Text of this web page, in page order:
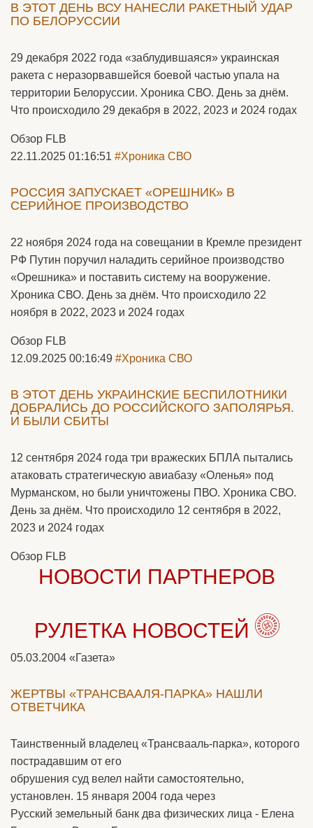
В ЭТОТ ДЕНЬ ВСУ НАНЕСЛИ РАКЕТНЫЙ УДАР
ПО БЕЛОРУССИИ
29 декабря 2022 года «заблудившаяся» украинская
ракета с неразорвавшейся боевой частью упала на
территории Белоруссии. Хроника СВО. День за днём.
Что происходило 29 декабря в 2022, 2023 и 2024 годах
Обзор FLB
22.11.2025 01:16:51 #Хроника СВО
РОССИЯ ЗАПУСКАЕТ «ОРЕШНИК» В
СЕРИЙНОЕ ПРОИЗВОДСТВО
22 ноября 2024 года на совещании в Кремле президент
РФ Путин поручил наладить серийное производство
«Орешника» и поставить систему на вооружение.
Хроника СВО. День за днём. Что происходило 22
ноября в 2022, 2023 и 2024 годах
Обзор FLB
12.09.2025 00:16:49 #Хроника СВО
В ЭТОТ ДЕНЬ УКРАИНСКИЕ БЕСПИЛОТНИКИ
ДОБРАЛИСЬ ДО РОССИЙСКОГО ЗАПОЛЯРЬЯ.
И БЫЛИ СБИТЫ
12 сентября 2024 года три вражеских БПЛА пытались
атаковать стратегическую авиабазу «Оленья» под
Мурманском, но были уничтожены ПВО. Хроника СВО.
День за днём. Что происходило 12 сентября в 2022,
2023 и 2024 годах
Обзор FLB
НОВОСТИ ПАРТНЕРОВ
РУЛЕТКА НОВОСТЕЙ
05.03.2004 «Газета»
ЖЕРТВЫ «ТРАНСВААЛЯ-ПАРКА» НАШЛИ
ОТВЕТЧИКА
Таинственный владелец «Трансвааль-парка», которого
пострадавшим от его
обрушения суд велел найти самостоятельно,
установлен. 15 января 2004 года через
Русский земельный банк два физических лица - Елена